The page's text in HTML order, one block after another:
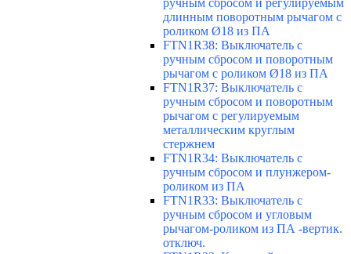
ручным сбросом и регулируемым
длинным поворотным рычагом с
роликом Ø18 из ПА
FTN1R38: Выключатель с
ручным сбросом и поворотным
рычагом с роликом Ø18 из ПА
FTN1R37: Выключатель с
ручным сбросом и поворотным
рычагом с регулируемым
металлическим круглым
стержнем
FTN1R34: Выключатель с
ручным сбросом и плунжером-
роликом из ПА
FTN1R33: Выключатель с
ручным сбросом и угловым
рычагом-роликом из ПА -вертик.
отключ.